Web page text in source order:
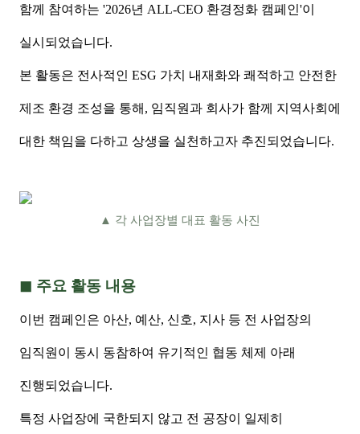
함께 참여하는 '2026년 ALL-CEO 환경정화 캠페인'이
실시되었습니다.
본 활동은 전사적인 ESG 가치 내재화와 쾌적하고 안전한
제조 환경 조성을 통해, 임직원과 회사가 함께 지역사회에
대한 책임을 다하고 상생을 실천하고자 추진되었습니다.
▲ 각 사업장별 대표 활동 사진
◼ 주요 활동 내용
이번 캠페인은 아산, 예산, 신호, 지사 등 전 사업장의
임직원이 동시 동참하여 유기적인 협동 체제 아래
진행되었습니다.
특정 사업장에 국한되지 않고 전 공장이 일제히